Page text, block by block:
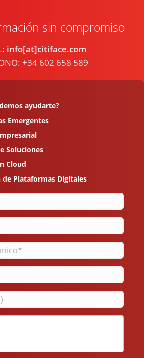
sin compromiso
info[at]citiface.com
+34 602 658 589
ayudarte?
Emergentes
Soluciones
Cloud
Plataformas Digitales